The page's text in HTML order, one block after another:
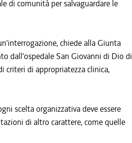
di comunità per salvaguardare le
chiede alla Giunta
dall'ospedale San Giovanni di Dio di
criteri di appropriatezza clinica,
scelta organizzativa deve essere
di altro carattere, come quelle